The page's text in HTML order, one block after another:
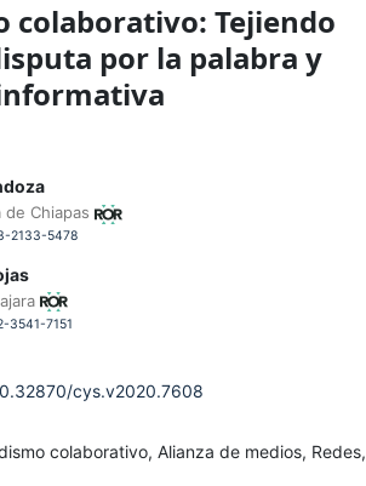
colaborativo: Tejiendo
por la palabra y
Chiapas
2133-5478
7151
cys.v2020.7608
colaborativo, Alianza de medios,